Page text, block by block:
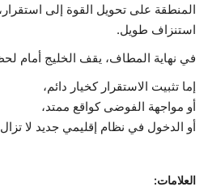
المنطقة على تحويل القوة إلى
استنزاف طويل.
في نهاية المطاف، يقف الخليج أمام
إما تثبيت الاستقرار كخيار دائم،
أو مواجهة الفوضى كواقع ممتد،
أو الدخول في نظام إقليمي جديد لا
العلامات: